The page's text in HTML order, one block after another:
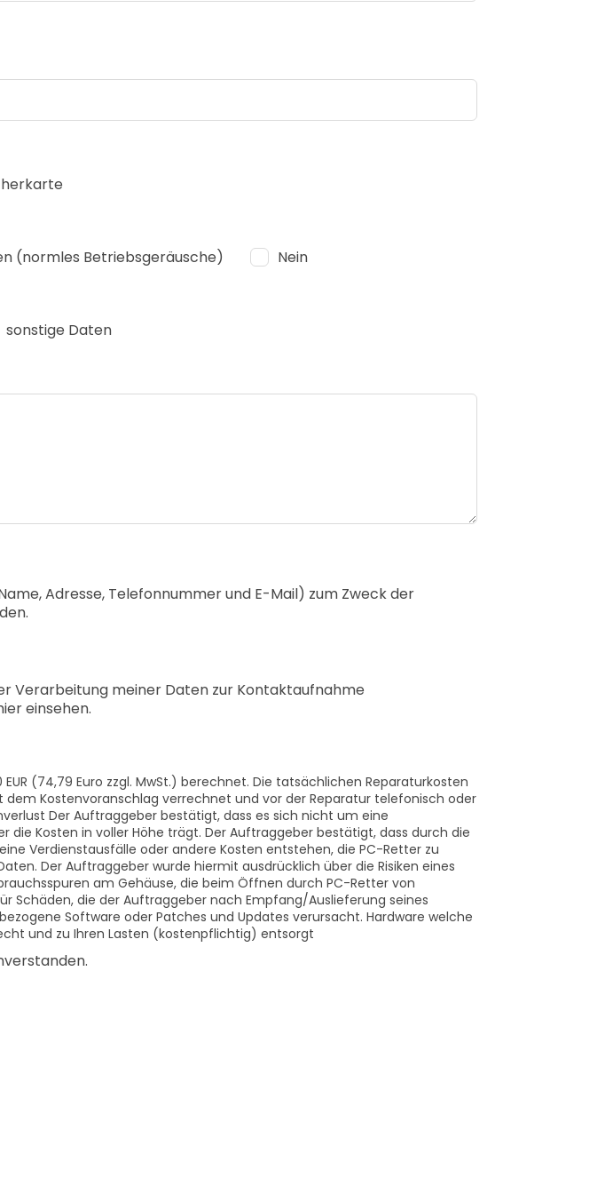
(normles Betriebsgeräusche) Nein
sonstige Daten
Adresse, Telefonnummer und E-Mail) zum Zweck der
Verarbeitung meiner Daten zur Kontaktaufnahme
einsehen.
(74,79 Euro zzgl. MwSt.) berechnet. Die tatsächlichen Reparaturkosten
Kostenvoranschlag verrechnet und vor der Reparatur telefonisch oder
Der Auftraggeber bestätigt, dass es sich nicht um eine
Kosten in voller Höhe trägt. Der Auftraggeber bestätigt, dass durch die
Verdienstausfälle oder andere Kosten entstehen, die PC-Retter zu
Der Auftraggeber wurde hiermit ausdrücklich über die Risiken eines
am Gehäuse, die beim Öffnen durch PC-Retter von
die der Auftraggeber nach Empfang/Auslieferung seines
Software oder Patches und Updates verursacht. Hardware welche
und zu Ihren Lasten (kostenpflichtig) entsorgt